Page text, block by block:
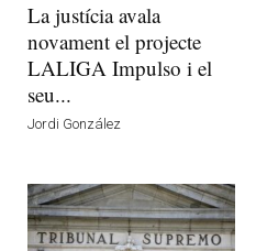
La justícia avala
novament el projecte
LALIGA Impulso i el
seu...
Jordi González